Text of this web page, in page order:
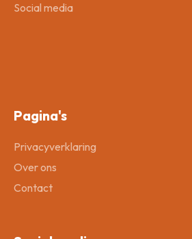
Social media
Pagina's
Privacyverklaring
Over ons
Contact